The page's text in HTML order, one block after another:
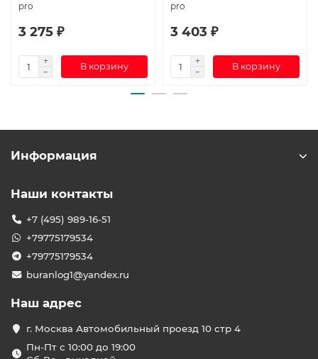
pro
3 275 ₽
В корзину
pro
3 403 ₽
В корзину
Информация
Наши контакты
+7 (495) 989-16-51
+79775179534
+79775179534
buranlog1@yandex.ru
Наш адрес
г. Москва Автомобильный проезд 10 стр 4
Пн-Пт с 10:00 до 19:00